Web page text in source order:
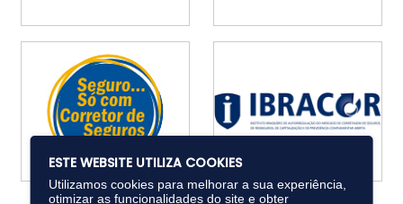
ESTE WEBSITE UTILIZA COOKIES
Utilizamos cookies para melhorar a sua experiência,
otimizar as funcionalidades do site e obter